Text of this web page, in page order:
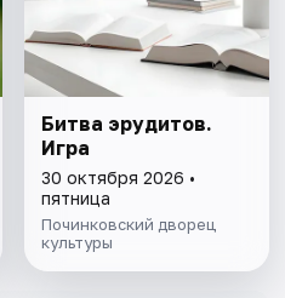
Битва эрудитов.
Игра
30 октября 2026 •
пятница
Починковский дворец
культуры